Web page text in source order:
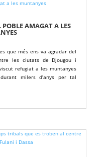
AMAGAT A LES
que més ens va agradar del
les ciutats de Djougou i
refugiat a les muntanyes
milers d’anys per tal